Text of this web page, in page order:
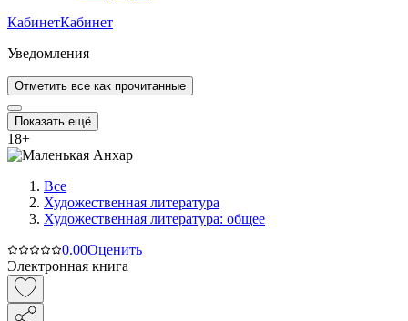
КабинетКабинет
Уведомления
Отметить все как прочитанные
Показать ещё
18+
Все
Художественная литература
Художественная литература: общее
0.00Оценить
Электронная книга